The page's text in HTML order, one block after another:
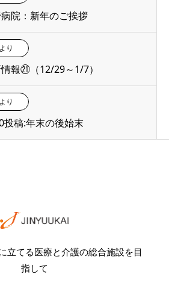
院：新年のご挨拶
り
報㉑（12/29～1/7）
り
稿:年末の後始末
立てる医療と介護の総合施設を目
指して